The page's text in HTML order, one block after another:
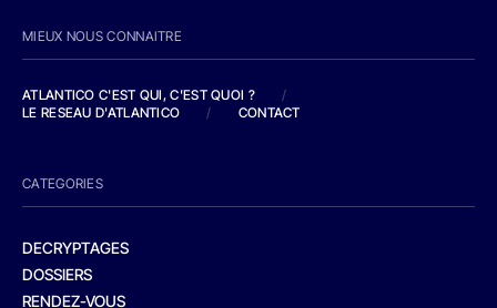
MIEUX NOUS CONNAITRE
ATLANTICO C'EST QUI, C'EST QUOI ?
/
LE RESEAU D'ATLANTICO
/ CONTACT
CATEGORIES
DECRYPTAGES
DOSSIERS
RENDEZ-VOUS